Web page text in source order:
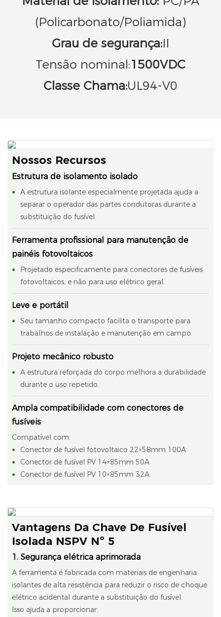
(Policarbonato/Poliamida)
Grau de segurança:II
Tensão nominal:1500VDC
Classe Chama:UL94-V0
Nossos Recursos
Estrutura de isolamento isolado
A estrutura isolante especialmente projetada ajuda a
separar o operador das partes condutoras durante a
substituição do fusível.
Ferramenta profissional para manutenção de
painéis fotovoltaicos
Projetado especificamente para conectores de fusíveis
fotovoltaicos, e não para uso elétrico geral.
Leve e portátil
Seu tamanho compacto facilita o transporte para
trabalhos de instalação e manutenção em campo.
Projeto mecânico robusto
A estrutura reforçada do corpo melhora a durabilidade
durante o uso repetido.
Ampla compatibilidade com conectores de
fusíveis
Compatível com:
Conector de fusível fotovoltaico 22×58mm 100A
Conector de fusível PV 14×85mm 50A
Conector de fusível PV 10×85mm 32A
Vantagens Da Chave De Fusível
Isolada NSPV Nº 5
1. Segurança elétrica aprimorada
A ferramenta é fabricada com materiais de engenharia
isolantes de alta resistência para reduzir o risco de choque
elétrico acidental durante a substituição do fusível.
Isso ajuda a proporcionar: